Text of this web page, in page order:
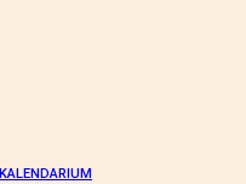
KALENDARIUM